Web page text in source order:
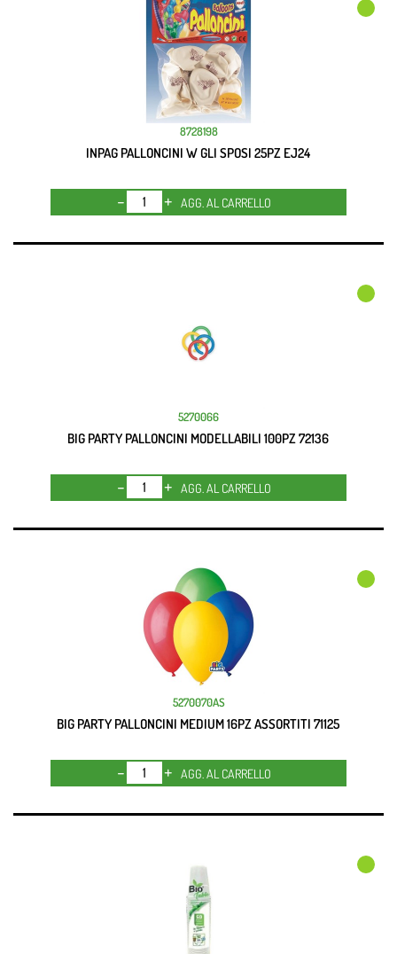
8728198
INPAG PALLONCINI W GLI SPOSI 25PZ EJ24
Quantità
AGG. AL CARRELLO
5270066
BIG PARTY PALLONCINI MODELLABILI 100PZ 72136
Quantità
AGG. AL CARRELLO
5270070AS
BIG PARTY PALLONCINI MEDIUM 16PZ ASSORTITI 71125
Quantità
AGG. AL CARRELLO